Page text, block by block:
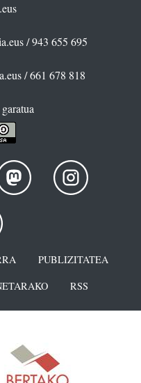
/ 943 655 695
/ 661 678 818
PUBLIZITATEA
RSS